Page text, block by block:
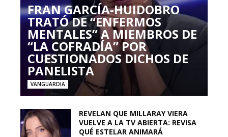
FRAN GARCÍA-HUIDOBRO
TRATÓ DE “ENFERMOS
MENTALES” A MIEMBROS DE
“LA COFRADÍA” POR
CUESTIONADOS DICHOS DE
PANELISTA
VANGUARDIA
REVELAN QUE MILLARAY VIERA
VUELVE A LA TV ABIERTA: REVISA
QUÉ ESTELAR ANIMARÁ